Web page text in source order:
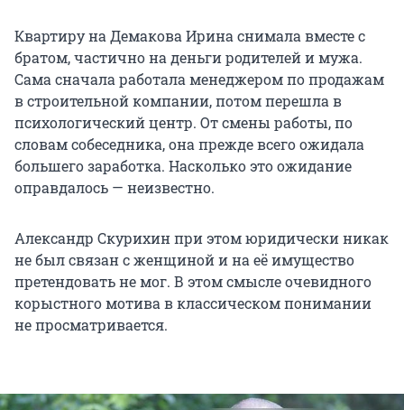
Квартиру на Демакова Ирина снимала вместе с
братом, частично на деньги родителей и мужа.
Сама сначала работала менеджером по продажам
в строительной компании, потом перешла в
психологический центр. От смены работы, по
словам собеседника, она прежде всего ожидала
большего заработка. Насколько это ожидание
оправдалось — неизвестно.
Александр Скурихин при этом юридически никак
не был связан с женщиной и на её имущество
претендовать не мог. В этом смысле очевидного
корыстного мотива в классическом понимании
не просматривается.